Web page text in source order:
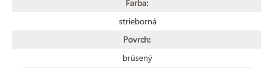
Farba:
strieborná
Povrch:
brúsený